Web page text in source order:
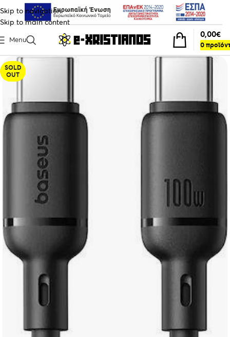
Skip to navigation
Skip to main content
Menu
0
0,00€
SOLD
OUT